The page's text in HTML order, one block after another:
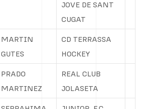
JOVE DE SANT
CUGAT
MARTIN
GUTES
CD TERRASSA
HOCKEY
PRADO
MARTINEZ
REAL CLUB
JOLASETA